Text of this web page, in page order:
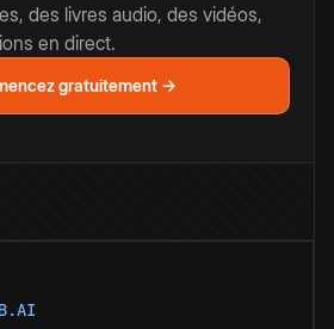
des livres audio, des vidéos,
en direct.
gratuitement →